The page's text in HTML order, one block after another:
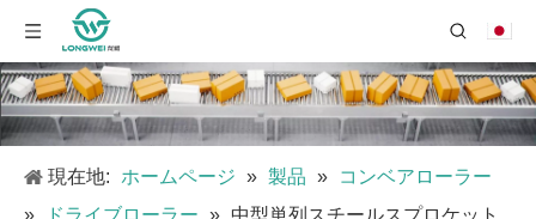
現在地: ホームページ » 製品 »
コンベアローラー
»
ドライブローラー » 中型単列スチールスプロケット